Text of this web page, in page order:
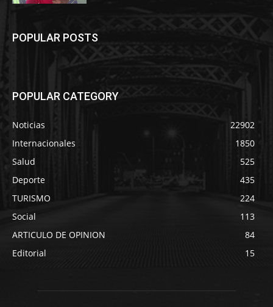
POPULAR POSTS
POPULAR CATEGORY
Noticias
22902
Internacionales
1850
Salud
525
Deporte
435
TURISMO
224
Social
113
ARTICULO DE OPINION
84
Editorial
15